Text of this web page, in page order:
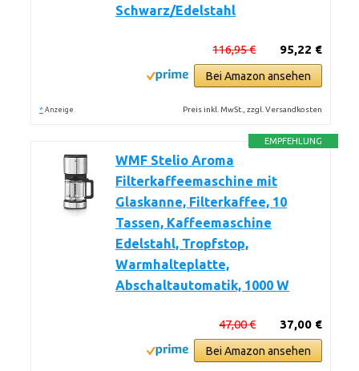
Schwarz/Edelstahl
95,22 €
116,95 €
Bei Amazon ansehen
* Anzeige Preis inkl. MwSt., zzgl. Versandkosten
EMPFEHLUNG
WMF Stelio Aroma
Filterkaffeemaschine mit
Glaskanne, Filterkaffee, 10
Tassen, Kaffeemaschine
Edelstahl, Tropfstop,
Warmhalteplatte,
Abschaltautomatik, 1000 W
37,00 €
47,00 €
Bei Amazon ansehen